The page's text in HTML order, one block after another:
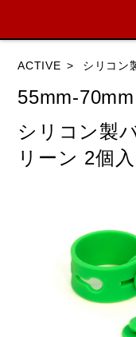
HONDA
ACTIVE シリコン
55mm-70mm
シリコン製
リーン 2個入